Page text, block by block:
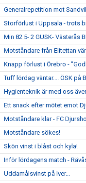
Generalrepetition mot
Storförlust i Uppsala - trots
Min 82 5- 2 GUSK- Västerås
Motståndare från Elitettan
Knapp förlust i Örebro -
Tuff lördag väntar.... ÖSK på
Hygienteknik är med oss
Ett snack efter mötet emot
Motståndare klar - FC
Motståndare sökes!
Skön vinst i blåst och kyla!
Inför lördagens match -
Uddamålsvinst på Iver...